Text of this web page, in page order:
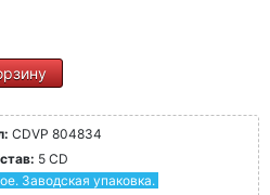
CDVP 804834
5 CD
Заводская упаковка.